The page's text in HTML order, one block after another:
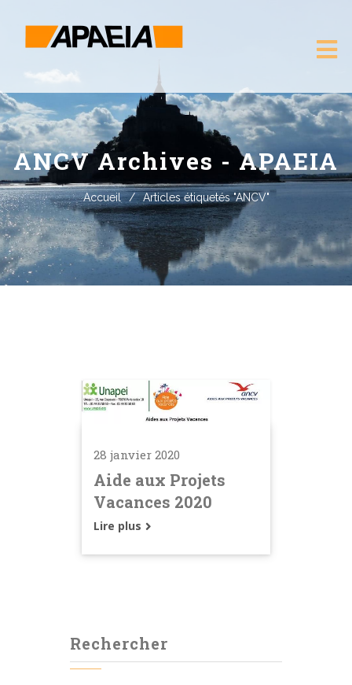
ANCV Archives - APAEIA
Accueil / Articles étiquetés "ANCV"
28 janvier 2020
Aide aux Projets
Vacances 2020
Lire plus
Rechercher